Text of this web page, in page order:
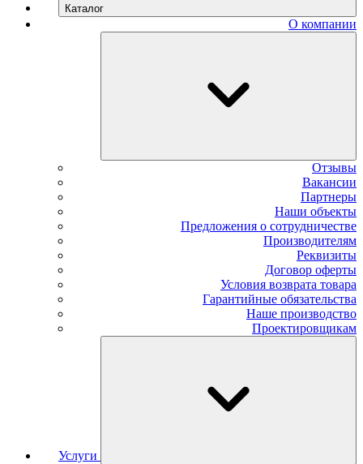
Каталог
О компании
Отзывы
Вакансии
Партнеры
Наши объекты
Предложения о сотрудничестве
Производителям
Реквизиты
Договор оферты
Условия возврата товара
Гарантийные обязательства
Наше производство
Проектировщикам
Услуги